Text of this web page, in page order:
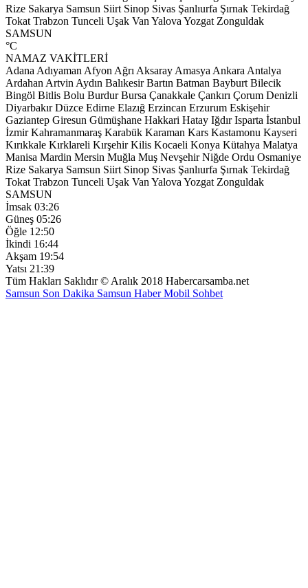
Rize Sakarya Samsun Siirt Sinop Sivas Şanlıurfa Şırnak Tekirdağ
Tokat Trabzon Tunceli Uşak Van Yalova Yozgat Zonguldak
SAMSUN
°C
NAMAZ VAKİTLERİ
Adana Adıyaman Afyon Ağrı Aksaray Amasya Ankara Antalya
Ardahan Artvin Aydın Balıkesir Bartın Batman Bayburt Bilecik
Bingöl Bitlis Bolu Burdur Bursa Çanakkale Çankırı Çorum Denizli
Diyarbakır Düzce Edirne Elazığ Erzincan Erzurum Eskişehir
Gaziantep Giresun Gümüşhane Hakkari Hatay Iğdır Isparta İstanbul
İzmir Kahramanmaraş Karabük Karaman Kars Kastamonu Kayseri
Kırıkkale Kırklareli Kırşehir Kilis Kocaeli Konya Kütahya Malatya
Manisa Mardin Mersin Muğla Muş Nevşehir Niğde Ordu Osmaniye
Rize Sakarya Samsun Siirt Sinop Sivas Şanlıurfa Şırnak Tekirdağ
Tokat Trabzon Tunceli Uşak Van Yalova Yozgat Zonguldak
SAMSUN
İmsak 03:26
Güneş 05:26
Öğle 12:50
İkindi 16:44
Akşam 19:54
Yatsı 21:39
Tüm Hakları Saklıdır © Aralık 2018 Habercarsamba.net
Samsun Son Dakika Samsun HaberMobil Sohbet